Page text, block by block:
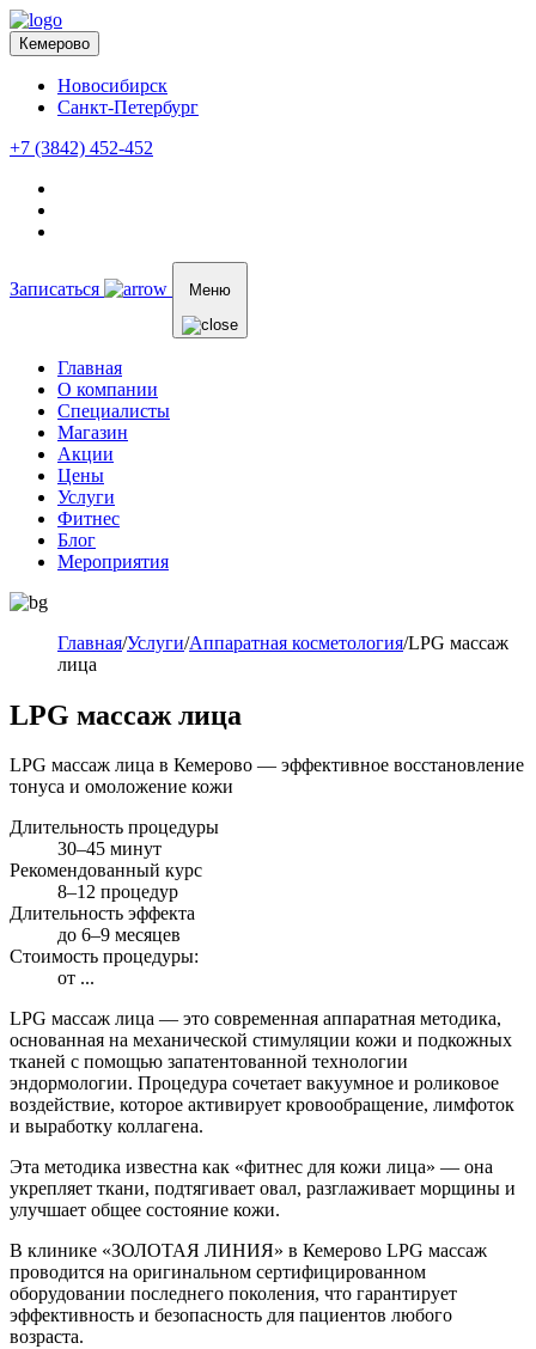
Кемерово
Новосибирск
Санкт-Петербург
+7 (3842) 452-452
Записаться Меню
Главная
О компании
Специалисты
Магазин
Акции
Цены
Услуги
Фитнес
Блог
Мероприятия
Главная/Услуги/Аппаратная косметология/LPG массаж
лица
LPG массаж лица
LPG массаж лица в Кемерово — эффективное восстановление
тонуса и омоложение кожи
Длительность процедуры
30–45 минут
Рекомендованный курс
8–12 процедур
Длительность эффекта
до 6–9 месяцев
Стоимость процедуры:
от ...
LPG массаж лица — это современная аппаратная методика,
основанная на механической стимуляции кожи и подкожных
тканей с помощью запатентованной технологии
эндормологии. Процедура сочетает вакуумное и роликовое
воздействие, которое активирует кровообращение, лимфоток
и выработку коллагена.
Эта методика известна как «фитнес для кожи лица» — она
укрепляет ткани, подтягивает овал, разглаживает морщины и
улучшает общее состояние кожи.
В клинике «ЗОЛОТАЯ ЛИНИЯ» в Кемерово LPG массаж
проводится на оригинальном сертифицированном
оборудовании последнего поколения, что гарантирует
эффективность и безопасность для пациентов любого
возраста.